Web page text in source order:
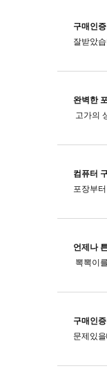
구매인
잘받았
완벽한
컴퓨터
포장부
언제나
뽁뽁이
구매인
문제있